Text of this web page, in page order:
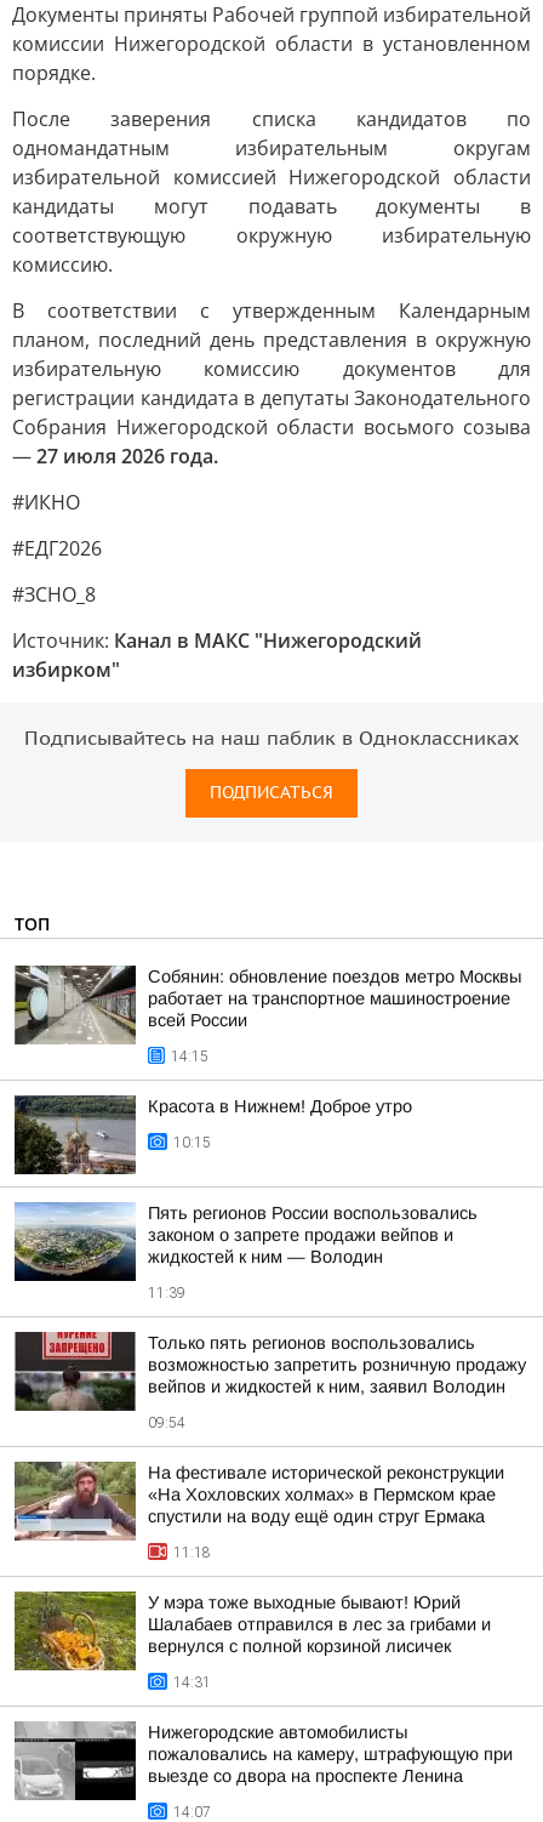
Документы приняты Рабочей группой избирательной
комиссии Нижегородской области в установленном
порядке.
После заверения списка кандидатов по
одномандатным избирательным округам
избирательной комиссией Нижегородской области
кандидаты могут подавать документы в
соответствующую окружную избирательную
комиссию.
В соответствии с утвержденным Календарным
планом, последний день представления в окружную
избирательную комиссию документов для
регистрации кандидата в депутаты Законодательного
Собрания Нижегородской области восьмого созыва
—27 июля 2026 года.
#ИКНО
#ЕДГ2026
#ЗСНО_8
Источник: Канал в МАКС "Нижегородский
избирком"
Подписывайтесь на наш паблик в Одноклассниках
ПОДПИСАТЬСЯ
ТОП
Собянин: обновление поездов метро Москвы
работает на транспортное машиностроение
всей России
14:15
Красота в Нижнем! Доброе утро
10:15
Пять регионов России воспользовались
законом о запрете продажи вейпов и
жидкостей к ним — Володин
11:39
Только пять регионов воспользовались
возможностью запретить розничную продажу
вейпов и жидкостей к ним, заявил Володин
09:54
На фестивале исторической реконструкции
«На Хохловских холмах» в Пермском крае
спустили на воду ещё один струг Ермака
11:18
У мэра тоже выходные бывают! Юрий
Шалабаев отправился в лес за грибами и
вернулся с полной корзиной лисичек
14:31
Нижегородские автомобилисты
пожаловались на камеру, штрафующую при
выезде со двора на проспекте Ленина
14:07